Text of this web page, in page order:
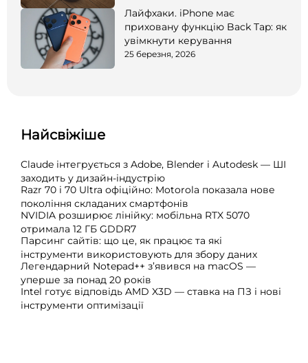
Лайфхаки. iPhone має
приховану функцію Back Tap: як
увімкнути керування
25 березня, 2026
Найсвіжіше
Claude інтегрується з Adobe, Blender і Autodesk — ШІ
заходить у дизайн-індустрію
Razr 70 і 70 Ultra офіційно: Motorola показала нове
покоління складаних смартфонів
NVIDIA розширює лінійку: мобільна RTX 5070
отримала 12 ГБ GDDR7
Парсинг сайтів: що це, як працює та які
інструменти використовують для збору даних
Легендарний Notepad++ з’явився на macOS —
уперше за понад 20 років
Intel готує відповідь AMD X3D — ставка на ПЗ і нові
інструменти оптимізації